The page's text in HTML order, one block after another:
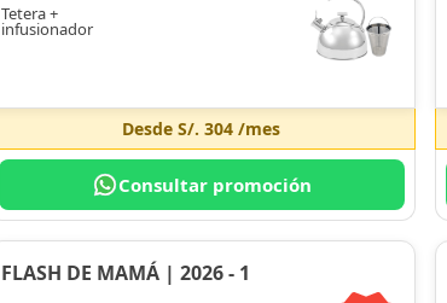
Tetera +
infusionador
DesdeS/. 304 /mes
Consultar promoción
FLASH DE MAMÁ | 2026 - 1